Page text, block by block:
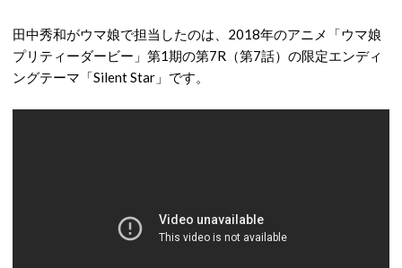
田中秀和がウマ娘で担当したのは、2018年のアニメ「ウマ娘
プリティーダービー」第1期の第7R（第7話）の限定エンディ
ングテーマ「Silent Star」です。